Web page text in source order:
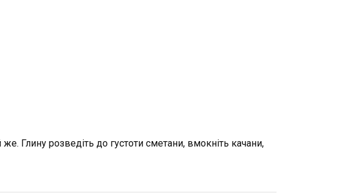
Глину розведіть до густоти сметани, вмокніть качани,